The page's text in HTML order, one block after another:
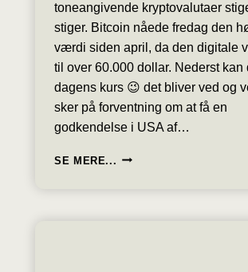
toneangivende kryptovalutaer
stiger. Bitcoin nåede fredag den
værdi siden april, da den digitale
til over 60.000 dollar. Nederst kan
dagens kurs 😉 det bliver ved og
sker på forventning om at få en
godkendelse i USA af…
SE MERE... KRYPTOVALUTA